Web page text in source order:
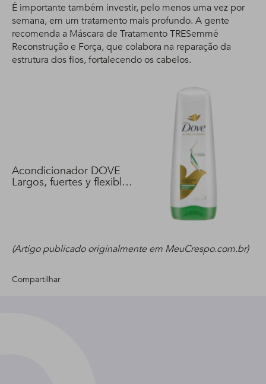
É importante também investir, pelo menos uma vez por
semana, em um tratamento mais profundo. A gente
recomenda a Máscara de Tratamento TRESemmé
Reconstrução e Força, que colabora na reparação da
estrutura dos fios, fortalecendo os cabelos.
Acondicionador DOVE
Largos, fuertes y flexibles
(Artigo publicado originalmente em MeuCrespo.com.br)
Compartilhar